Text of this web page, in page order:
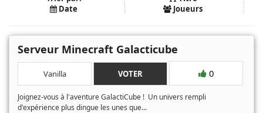
Date
Joueurs
Serveur Minecraft Galacticube
Vanilla VOTER 0
Joignez-vous à l'aventure GalactiCube ! Un univers rempli
d'expérience plus dingue les unes que...